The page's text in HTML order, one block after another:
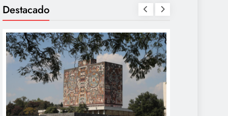
Destacado